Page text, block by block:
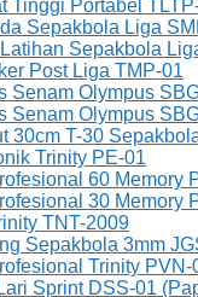
Tinggi Portabel
Sepakbola Liga
Sepakbola
Post Liga TMP-01
Senam Olympus
Senam Olympus
30cm T-30
Trinity PE-01
60 Memory
30 Memory
TNT-2009
Sepakbola 3mm
Trinity PVN-
Sprint DSS-01